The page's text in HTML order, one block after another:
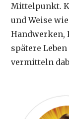
Mittelpunkt.
und Weise
Handwerken,
spätere
vermitteln